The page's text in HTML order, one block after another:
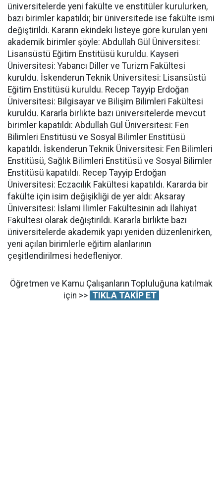
üniversitelerde yeni fakülte ve enstitüler kurulurken,
bazı birimler kapatıldı; bir üniversitede ise fakülte ismi
değiştirildi. Kararın ekindeki listeye göre kurulan yeni
akademik birimler şöyle: Abdullah Gül Üniversitesi:
Lisansüstü Eğitim Enstitüsü kuruldu. Kayseri
Üniversitesi: Yabancı Diller ve Turizm Fakültesi
kuruldu. İskenderun Teknik Üniversitesi: Lisansüstü
Eğitim Enstitüsü kuruldu. Recep Tayyip Erdoğan
Üniversitesi: Bilgisayar ve Bilişim Bilimleri Fakültesi
kuruldu. Kararla birlikte bazı üniversitelerde mevcut
birimler kapatıldı: Abdullah Gül Üniversitesi: Fen
Bilimleri Enstitüsü ve Sosyal Bilimler Enstitüsü
kapatıldı. İskenderun Teknik Üniversitesi: Fen Bilimleri
Enstitüsü, Sağlık Bilimleri Enstitüsü ve Sosyal Bilimler
Enstitüsü kapatıldı. Recep Tayyip Erdoğan
Üniversitesi: Eczacılık Fakültesi kapatıldı. Kararda bir
fakülte için isim değişikliği de yer aldı: Aksaray
Üniversitesi: İslami İlimler Fakültesinin adı İlahiyat
Fakültesi olarak değiştirildi. Kararla birlikte bazı
üniversitelerde akademik yapı yeniden düzenlenirken,
yeni açılan birimlerle eğitim alanlarının
çeşitlendirilmesi hedefleniyor.
Öğretmen ve Kamu Çalışanların Topluluğuna katılmak
için >> TIKLA TAKİP ET